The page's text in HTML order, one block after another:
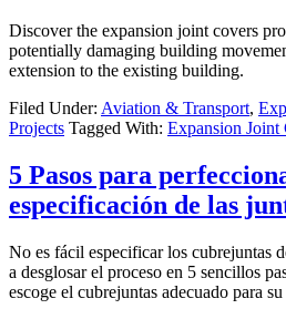
Discover the expansion joint covers
potentially damaging building
extension to the existing building.
Filed Under: Aviation & Transport,
Projects Tagged With: Expansion Joint
5 Pasos para
especificación de las
No es fácil especificar los cubrejuntas
a desglosar el proceso en 5 sencillos
escoge el cubrejuntas adecuado para